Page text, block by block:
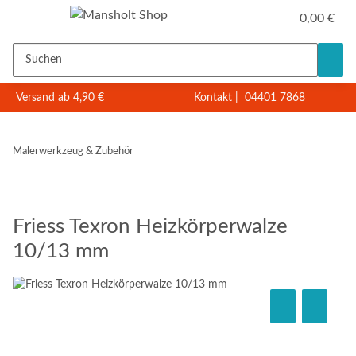
0,00 €
Versand ab 4,90 € Kontakt 04401 7868
Malerwerkzeug & Zubehör
Friess Texron Heizkörperwalze
10/13 mm